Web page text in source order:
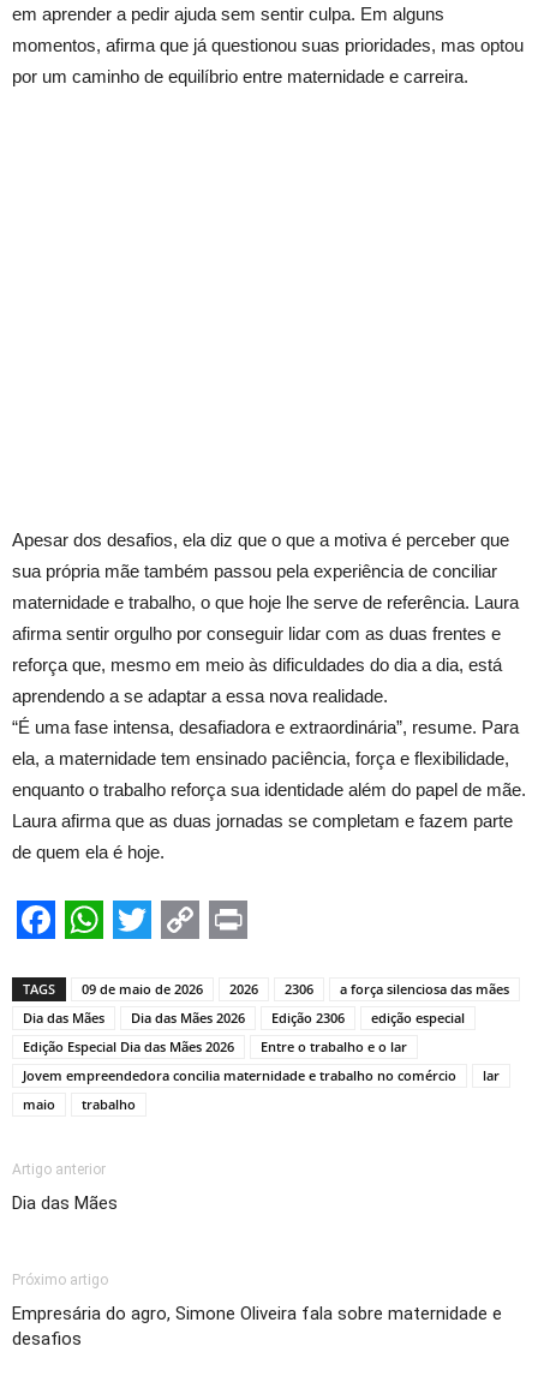
em aprender a pedir ajuda sem sentir culpa. Em alguns
momentos, afirma que já questionou suas prioridades, mas optou
por um caminho de equilíbrio entre maternidade e carreira.
Apesar dos desafios, ela diz que o que a motiva é perceber que
sua própria mãe também passou pela experiência de conciliar
maternidade e trabalho, o que hoje lhe serve de referência. Laura
afirma sentir orgulho por conseguir lidar com as duas frentes e
reforça que, mesmo em meio às dificuldades do dia a dia, está
aprendendo a se adaptar a essa nova realidade.
“É uma fase intensa, desafiadora e extraordinária”, resume. Para
ela, a maternidade tem ensinado paciência, força e flexibilidade,
enquanto o trabalho reforça sua identidade além do papel de mãe.
Laura afirma que as duas jornadas se completam e fazem parte
de quem ela é hoje.
Link
TAGS 09 de maio de 2026 2026 2306
a força silenciosa das mães
Dia das Mães
Dia das Mães 2026 Edição 2306
edição especial
Edição Especial Dia das Mães 2026
Entre o trabalho e o lar
Jovem empreendedora concilia maternidade e trabalho no comércio
lar
maio
trabalho
Artigo anterior
Dia das Mães
Próximo artigo
Empresária do agro, Simone Oliveira fala sobre maternidade e
desafios